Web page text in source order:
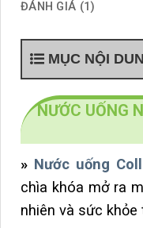
ĐÁNH GIÁ (1)
MỤC NỘI
NƯỚC UỐNG
» Nước uống
chìa khóa mở ra
nhiên và sức khỏe